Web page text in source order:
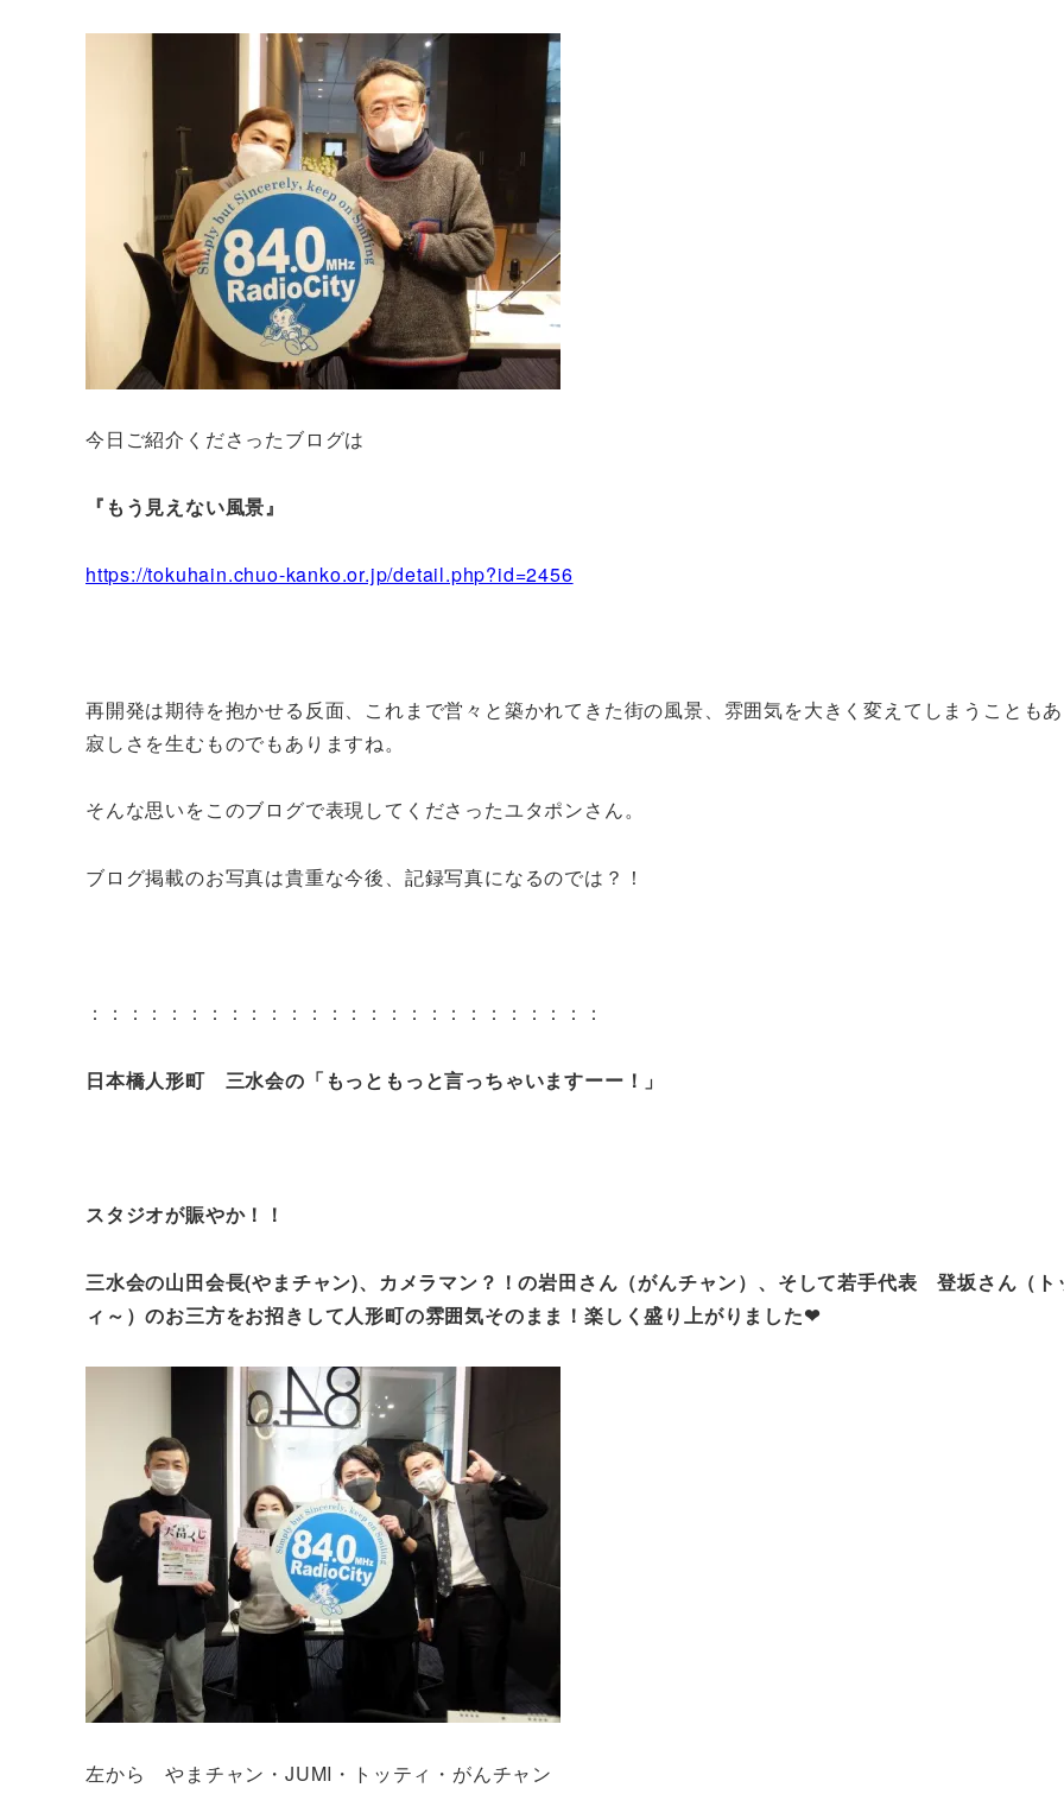
今日ご紹介くださったブログは
『もう見えない風景』
https://tokuhain.chuo-kanko.or.jp/detail.php?id=2456
再開発は期待を抱かせる反面、これまで営々と築かれてきた街の風景、雰囲気を大きく変えてしまうことも
寂しさを生むものでもありますね。
そんな思いをこのブログで表現してくださったユタポンさん。
ブログ掲載のお写真は貴重な今後、記録写真になるのでは？！
：：：：：：：：：：：：：：：：：：：：：：：：：：
日本橋人形町 三水会の「もっともっと言っちゃいますーー！」
スタジオが賑やか！！
三水会の山田会長(やまチャン)、カメラマン？！の岩田さん（がんチャン）、そして若手代表 登坂さん（ト
ィ～）のお三方をお招きして人形町の雰囲気そのまま！楽しく盛り上がりました❤
左から やまチャン・JUMI・トッティ・がんチャン